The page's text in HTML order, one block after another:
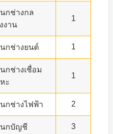
กช่างกล
งาน
1
กช่างยนต์ 1
กช่างเชื่อม
ะ
1
กช่างไฟฟ้า 2
กบัญชี 3